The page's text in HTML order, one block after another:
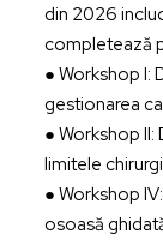
din 2026
completează
● Workshop I:
gestionarea
● Workshop
limitele
● Workshop
osoasă